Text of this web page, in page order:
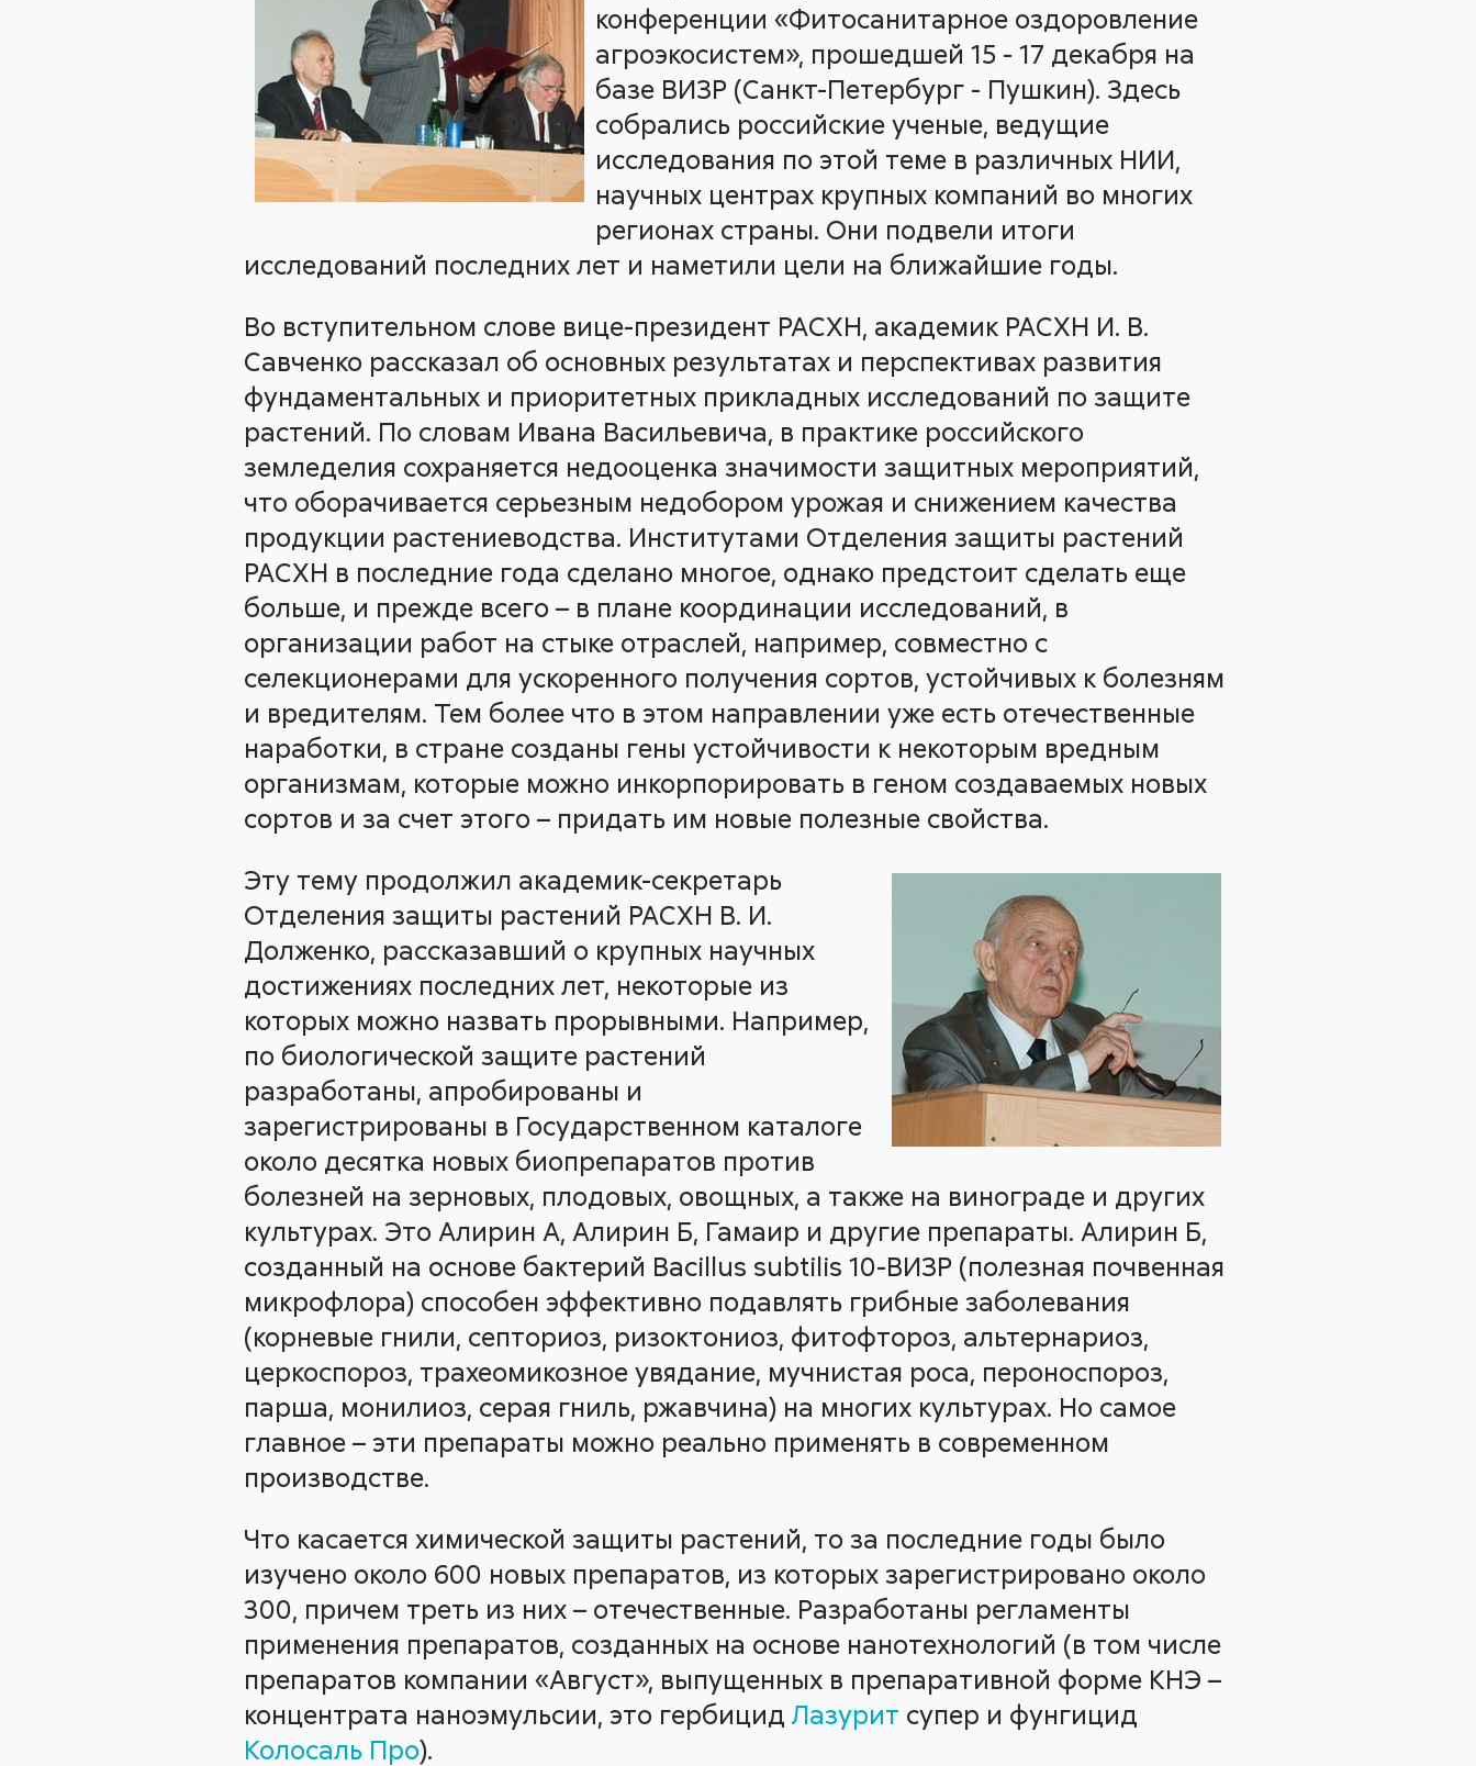
конференции «Фитосанитарное оздоровление
агроэкосистем», прошедшей 15 - 17 декабря на
базе ВИЗР (Санкт-Петербург - Пушкин). Здесь
собрались российские ученые, ведущие
исследования по этой теме в различных НИИ,
научных центрах крупных компаний во многих
регионах страны. Они подвели итоги
исследований последних лет и наметили цели на ближайшие годы.
Во вступительном слове вице-президент РАСХН, академик РАСХН И. В.
Савченко рассказал об основных результатах и перспективах развития
фундаментальных и приоритетных прикладных исследований по защите
растений. По словам Ивана Васильевича, в практике российского
земледелия сохраняется недооценка значимости защитных мероприятий,
что оборачивается серьезным недобором урожая и снижением качества
продукции растениеводства. Институтами Отделения защиты растений
РАСХН в последние года сделано многое, однако предстоит сделать еще
больше, и прежде всего – в плане координации исследований, в
организации работ на стыке отраслей, например, совместно с
селекционерами для ускоренного получения сортов, устойчивых к болезням
и вредителям. Тем более что в этом направлении уже есть отечественные
наработки, в стране созданы гены устойчивости к некоторым вредным
организмам, которые можно инкорпорировать в геном создаваемых новых
сортов и за счет этого – придать им новые полезные свойства.
Эту тему продолжил академик-секретарь
Отделения защиты растений РАСХН В. И.
Долженко, рассказавший о крупных научных
достижениях последних лет, некоторые из
которых можно назвать прорывными. Например,
по биологической защите растений
разработаны, апробированы и
зарегистрированы в Государственном каталоге
около десятка новых биопрепаратов против
болезней на зерновых, плодовых, овощных, а также на винограде и других
культурах. Это Алирин А, Алирин Б, Гамаир и другие препараты. Алирин Б,
созданный на основе бактерий Bacillus subtilis 10-ВИЗР (полезная почвенная
микрофлора) способен эффективно подавлять грибные заболевания
(корневые гнили, септориоз, ризоктониоз, фитофтороз, альтернариоз,
церкоспороз, трахеомикозное увядание, мучнистая роса, пероноспороз,
парша, монилиоз, серая гниль, ржавчина) на многих культурах. Но самое
главное – эти препараты можно реально применять в современном
производстве.
Что касается химической защиты растений, то за последние годы было
изучено около 600 новых препаратов, из которых зарегистрировано около
300, причем треть из них – отечественные. Разработаны регламенты
применения препаратов, созданных на основе нанотехнологий (в том числе
препаратов компании «Август», выпущенных в препаративной форме КНЭ –
концентрата наноэмульсии, это гербицид Лазурит супер и фунгицид
Колосаль Про).